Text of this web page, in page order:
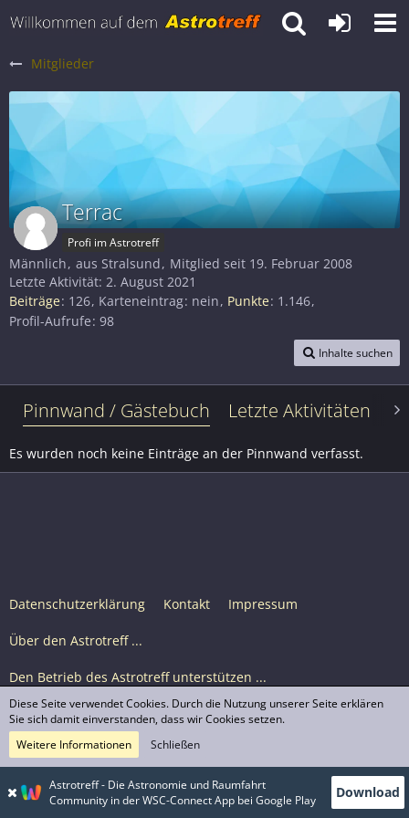
Mitglieder
Terrac
Profi im Astrotreff
Männlich aus Stralsund
Mitglied seit 19. Februar 2008
Letzte Aktivität: 2. August 2021
Beiträge 126 Karteneintrag nein Punkte 1.146
Profil-Aufrufe 98
Inhalte suchen
Pinnwand / Gästebuch Letzte Aktivitäten
Es wurden noch keine Einträge an der Pinnwand verfasst.
Datenschutzerklärung Kontakt Impressum
Über den Astrotreff ...
Den Betrieb des Astrotreff unterstützen ...
Nutzungsbedingungen
© Astrotreff 2001-2026, lizenziert unter CC BY-SA,
sofern für einzelne Inhalte nicht anders angegeben
Astrotreff - Die Astronomie und Raumfahrt
Community in der WSC-Connect App bei Google Play
Download
Diese Seite verwendet Cookies. Durch die Nutzung unserer Seite erklären
Sie sich damit einverstanden, dass wir Cookies setzen.
Weitere Informationen
Schließen